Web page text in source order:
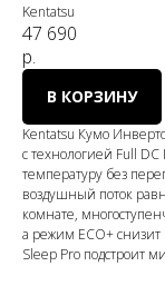
Kentatsu
47 690
р.
В КОРЗИНУ
Kentatsu Кумо
с технологией Full
температуру без
воздушный поток
комнате,
а режим ECO+ снизит
Sleep Pro подстроит